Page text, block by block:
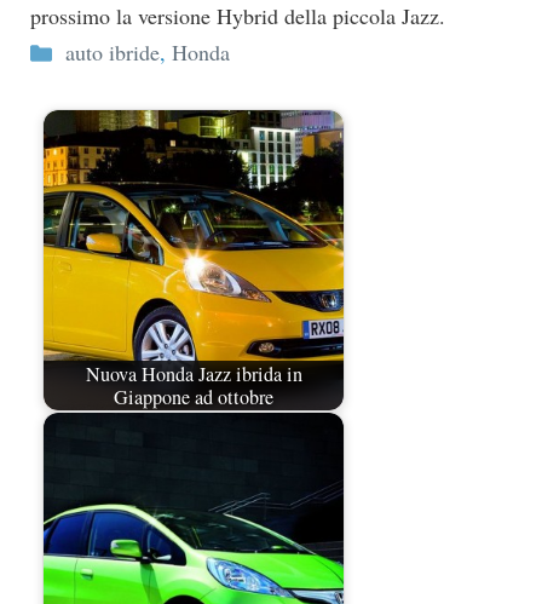
prossimo la versione Hybrid della piccola Jazz.
Categorie
auto ibride, Honda
Nuova Honda Jazz ibrida in
Giappone ad ottobre